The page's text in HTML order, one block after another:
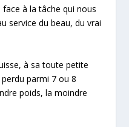
face à la tâche qui nous
service du beau, du vrai
à sa toute petite
parmi 7 ou 8
poids, la moindre